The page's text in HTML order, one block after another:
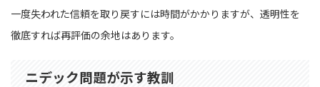
一度失われた信頼を取り戻すには時間がかかりますが、透明性を
徹底すれば再評価の余地はあります。
ニデック問題が示す教訓